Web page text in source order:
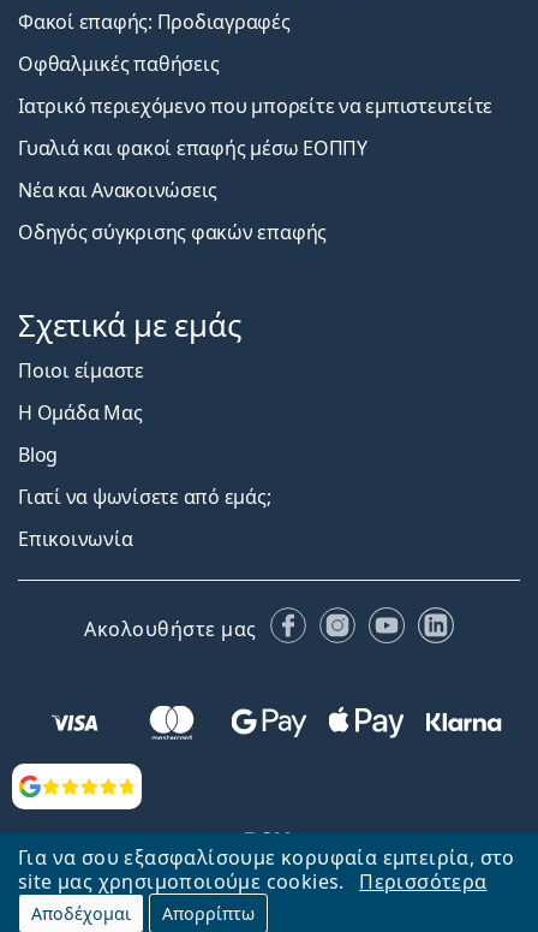
Για να σου εξασφαλίσουμε κορυφαία εμπειρία, στο
site μας χρησιμοποιούμε cookies.
Περισσότερα
Αποδέχομαι Απορρίπτω
Αξιολογήσεις
Φακοί επαφής: Προδιαγραφές
Οφθαλμικές παθήσεις
Ιατρικό περιεχόμενο που μπορείτε να εμπιστευτείτε
Γυαλιά και φακοί επαφής μέσω ΕΟΠΠΥ
Νέα και Ανακοινώσεις
Οδηγός σύγκρισης φακών επαφής
Σχετικά με εμάς
Ποιοι είμαστε
Η Ομάδα Μας
Blog
Γιατί να ψωνίσετε από εμάς;
Επικοινωνία
Ακολουθήστε μας FacebookInstagram
YouTubeLinkedIn
Επιστροφή στην αρχική σελίδα